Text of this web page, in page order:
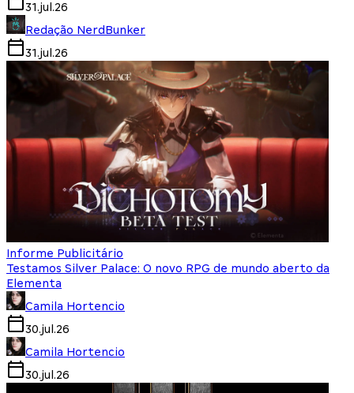
31.jul.26
Redação NerdBunker
31.jul.26
Informe Publicitário
Testamos Silver Palace: O novo RPG de mundo aberto da
Elementa
Camila Hortencio
30.jul.26
Camila Hortencio
30.jul.26